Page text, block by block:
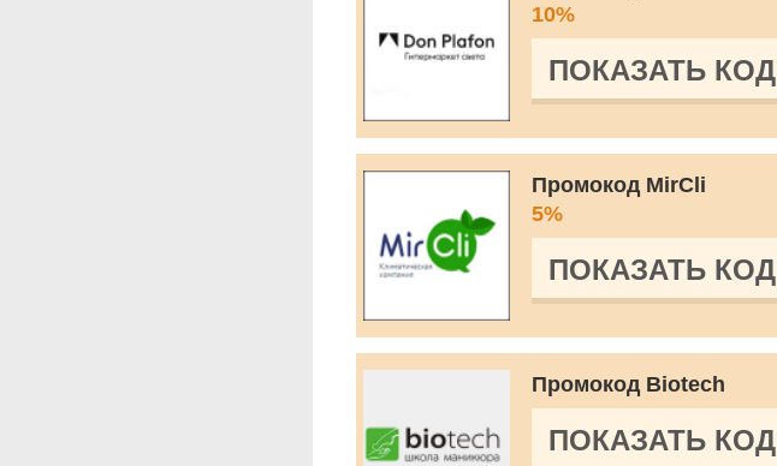
10%
ПОКАЗАТЬ КОД
Промокод MirCli
5%
ПОКАЗАТЬ КОД
Промокод Biotech
ПОКАЗАТЬ КОД